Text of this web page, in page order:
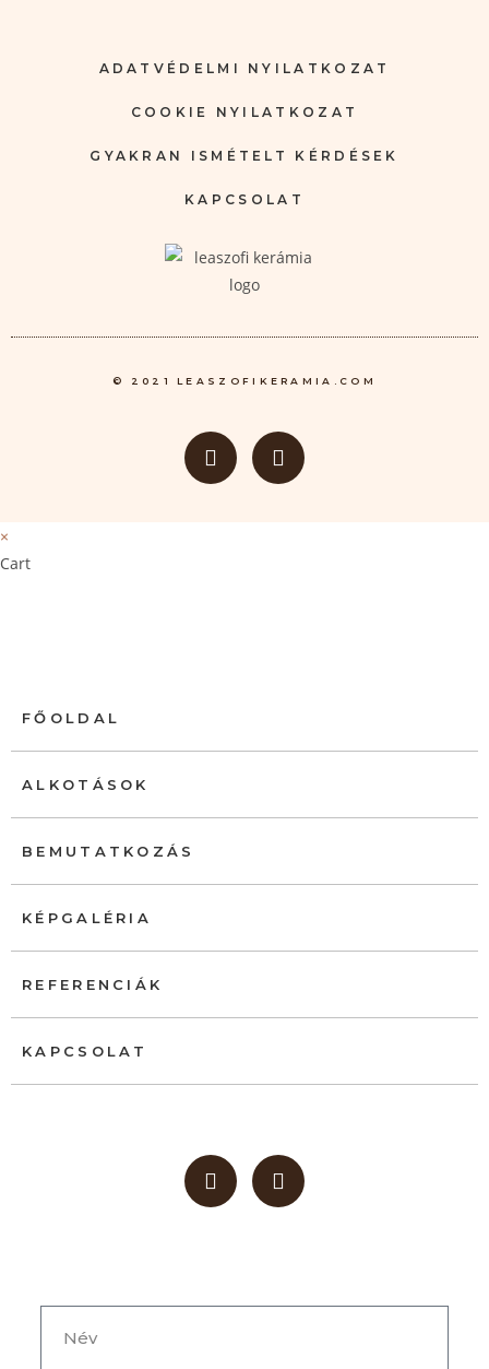
ADATVÉDELMI NYILATKOZAT
COOKIE NYILATKOZAT
GYAKRAN ISMÉTELT KÉRDÉSEK
KAPCSOLAT
© 2021 LEASZOFIKERAMIA.COM
×
Cart
FŐOLDAL
ALKOTÁSOK
BEMUTATKOZÁS
KÉPGALÉRIA
REFERENCIÁK
KAPCSOLAT